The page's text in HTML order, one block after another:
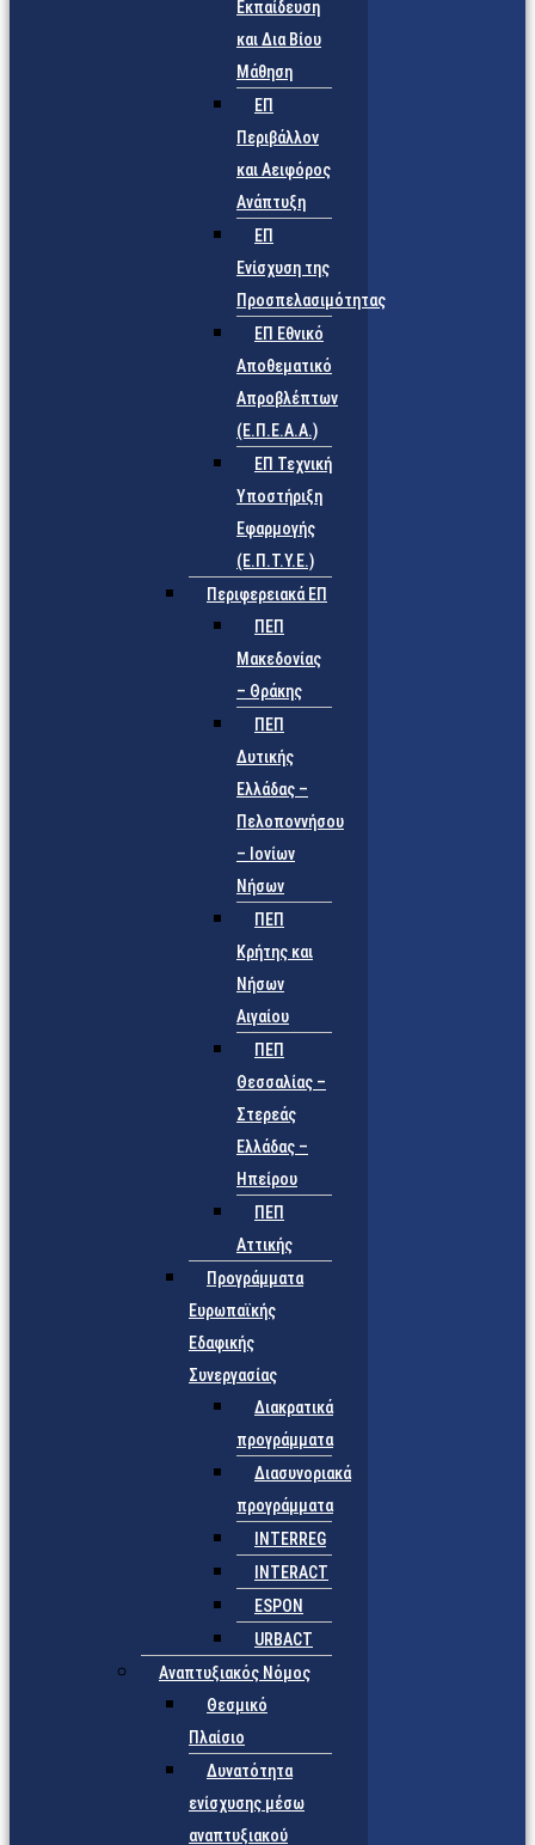
Εκπαίδευση
και Δια Βίου
Μάθηση
ΕΠ
Περιβάλλον
και Αειφόρος
Ανάπτυξη
ΕΠ
Ενίσχυση της
Προσπελασιμότητας
ΕΠ Εθνικό
Αποθεματικό
Απροβλέπτων
(Ε.Π.Ε.Α.Α.)
ΕΠ Τεχνική
Υποστήριξη
Εφαρμογής
(Ε.Π.Τ.Υ.Ε.)
Περιφερειακά ΕΠ
ΠΕΠ
Μακεδονίας
– Θράκης
ΠΕΠ
Δυτικής
Ελλάδας –
Πελοποννήσου
– Ιονίων
Νήσων
ΠΕΠ
Κρήτης και
Νήσων
Αιγαίου
ΠΕΠ
Θεσσαλίας –
Στερεάς
Ελλάδας –
Ηπείρου
ΠΕΠ
Αττικής
Προγράμματα
Ευρωπαϊκής
Εδαφικής
Συνεργασίας
Διακρατικά
προγράμματα
Διασυνοριακά
προγράμματα
INTERREG
INTERACT
ESPON
URBACT
Αναπτυξιακός Νόμος
Θεσμικό
Πλαίσιο
Δυνατότητα
ενίσχυσης μέσω
αναπτυξιακού